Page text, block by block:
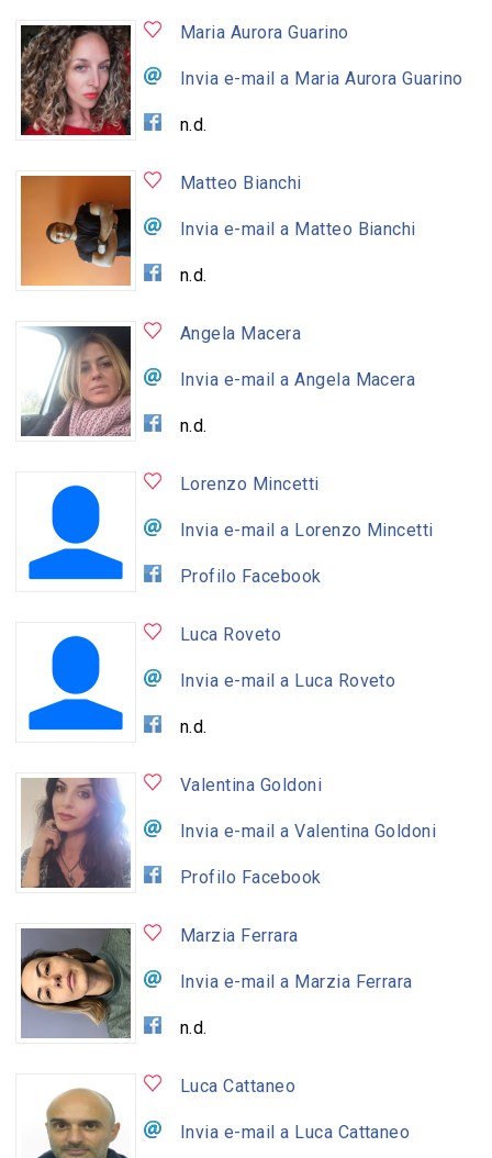
Maria Aurora Guarino
Invia e-mail a Maria Aurora Guarino
n.d.
Matteo Bianchi
Invia e-mail a Matteo Bianchi
n.d.
Angela Macera
Invia e-mail a Angela Macera
n.d.
Lorenzo Mincetti
Invia e-mail a Lorenzo Mincetti
Profilo Facebook
Luca Roveto
Invia e-mail a Luca Roveto
n.d.
Valentina Goldoni
Invia e-mail a Valentina Goldoni
Profilo Facebook
Marzia Ferrara
Invia e-mail a Marzia Ferrara
n.d.
Luca Cattaneo
Invia e-mail a Luca Cattaneo